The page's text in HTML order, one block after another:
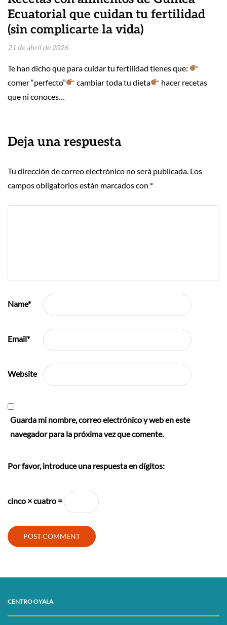
Ecuatorial que cuidan tu fertilidad
(sin complicarte la vida)
21 de abril de 2026
Te han dicho que para cuidar tu fertilidad tienes que:
comer “perfecto”
cambiar toda tu dieta
hacer recetas
que ni conoces…
Deja una respuesta
Tu dirección de correo electrónico no será publicada. Los
campos obligatorios están marcados con *
Name*
Email*
Website
Guarda mi nombre, correo electrónico y web en este
navegador para la próxima vez que comente.
Por favor, introduce una respuesta en dígitos:
cinco × cuatro =
CENTRO OYALA